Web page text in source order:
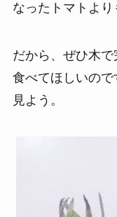
なったトマトより
だから、ぜひ木
食べてほしいの
見よう。